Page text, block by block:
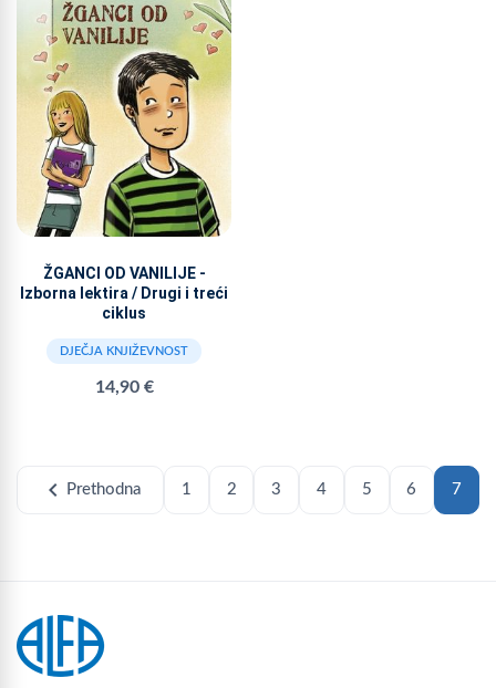
ŽGANCI OD VANILIJE -
Izborna lektira / Drugi i treći
ciklus
DJEČJA KNJIŽEVNOST
14,90 €
chevron_left Prethodna 1 2 3 4 5 6 7